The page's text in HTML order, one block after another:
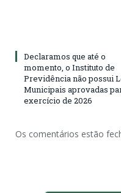
Declaramos que até o
momento, o Instituto de
Previdência não possui
Municipais aprovadas
exercício de 2026
Os comentários estão